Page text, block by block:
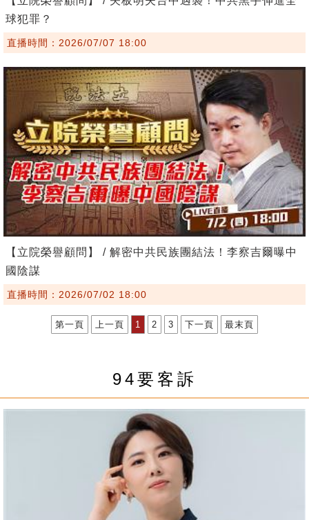
球犯罪？
直播時間：2026/07/07 18:00
【立院榮譽顧問】 / 解密中共民族團結法！李察吉爾曝中
國陰謀
直播時間：2026/07/02 18:00
第一頁 上一頁 1 2 3 下一頁 最末頁
94要客訴